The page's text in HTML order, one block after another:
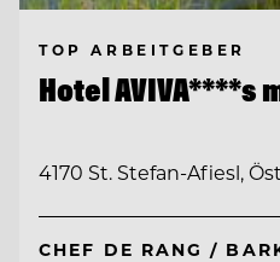
TOP ARBEITGEBER
Hotel AVIVA****s
4170 St. Stefan-Afiesl,
CHEF DE